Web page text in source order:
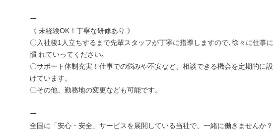
ー
《 未経験OK！丁寧な研修あり 》
〇入社後1人立ちするまで先輩スタッフが丁寧に指導しますので､徐々に仕事に
慣 れていってください｡
〇サポート体制充実！仕事での悩みや不安など、相談できる機会を定期的に設
けています。
〇その他、勤務地の変更なども可能です。
ー
全国に「安心・安全」サービスを展開している当社で、一緒に働きませんか？